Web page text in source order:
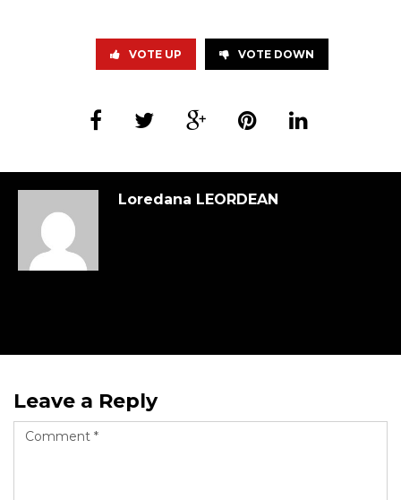
VOTE UP VOTE DOWN
Loredana LEORDEAN
Leave a Reply